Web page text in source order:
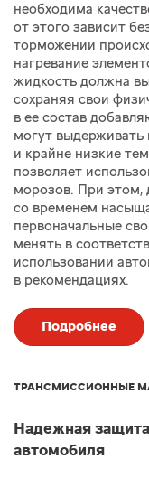
необходима
от этого зависит
торможении
нагревание
жидкость должна
сохраняя свои
в ее состав
могут выдерживать
и крайне низкие
позволяет
морозов. При этом,
со временем
первоначальные
менять в
использовании
в рекомендациях.
Подробнее
ТРАНСМИССИОННЫЕ
Надежная
автомобиля